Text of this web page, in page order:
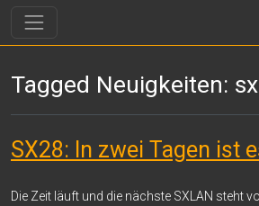
Tagged Neuigkeiten:
SX28: In zwei Tagen ist
Die Zeit läuft und die nächste SXLAN steht